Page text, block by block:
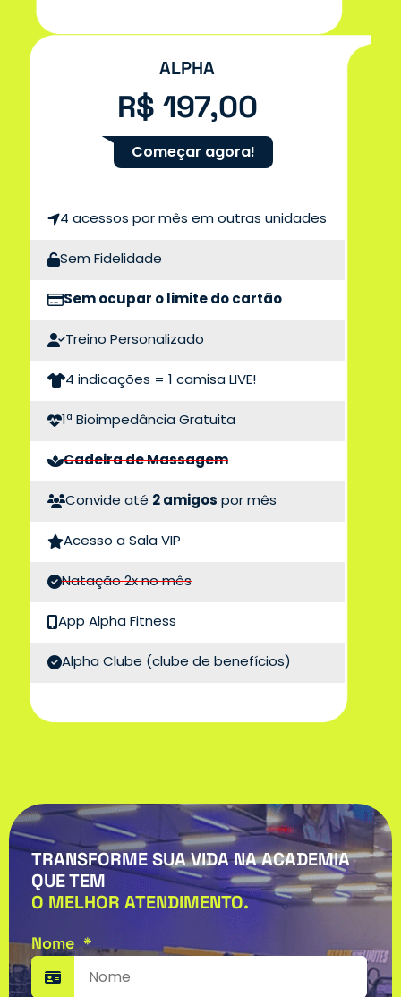
ALPHA
R$ 197,00
Começar agora!
4 acessos por mês em outras unidades
Sem Fidelidade
Sem ocupar o limite do cartão
Treino Personalizado
4 indicações = 1 camisa LIVE!
1ª Bioimpedância Gratuita
Cadeira de Massagem
Convide até 2 amigos por mês
Acesso a Sala VIP
Natação 2x no mês
App Alpha Fitness
Alpha Clube (clube de benefícios)
TRANSFORME SUA VIDA NA ACADEMIA
QUE TEM
O MELHOR ATENDIMENTO.
Nome *